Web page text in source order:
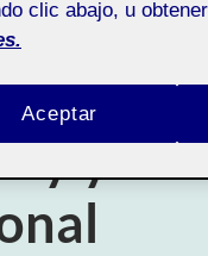
yo?
clic abajo, u
Aceptar